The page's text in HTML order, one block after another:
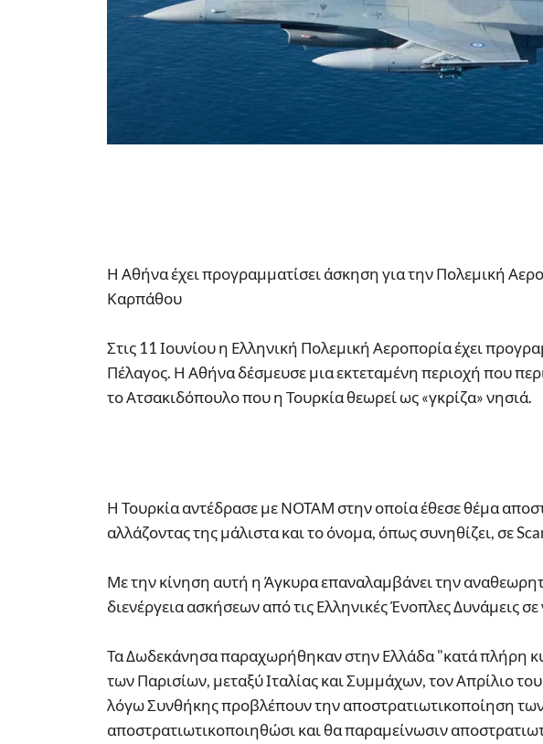
Η Αθήνα έχει προγραμματίσει άσκηση για την Πολεμική
Καρπάθου
Στις 11 Ιουνίου η Ελληνική Πολεμική Αεροπορία έχει
Πέλαγος. Η Αθήνα δέσμευσε μια εκτεταμένη περιοχή που
το Ατσακιδόπουλο που η Τουρκία θεωρεί ως «γκρίζα» νησιά.
Η Τουρκία αντέδρασε με ΝΟΤΑΜ στην οποία έθεσε θέμα
αλλάζοντας της μάλιστα και το όνομα, όπως συνηθίζει, σε
Με την κίνηση αυτή η Άγκυρα επαναλαμβάνει την
διενέργεια ασκήσεων από τις Ελληνικές Ένοπλες Δυνάμεις
Τα Δωδεκάνησα παραχωρήθηκαν στην Ελλάδα "κατά πλήρη
των Παρισίων, μεταξύ Ιταλίας και Συμμάχων, τον Απρίλιο
λόγω Συνθήκης προβλέπουν την αποστρατιωτικοποίηση
αποστρατιωτικοποιηθώσι και θα παραμείνωσιν